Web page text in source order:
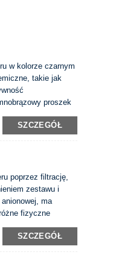
w kolorze czarnym
takie jak
proszek
SZCZEGÓŁ
poprzez filtrację,
zestawu i
ma
fizyczne
SZCZEGÓŁ